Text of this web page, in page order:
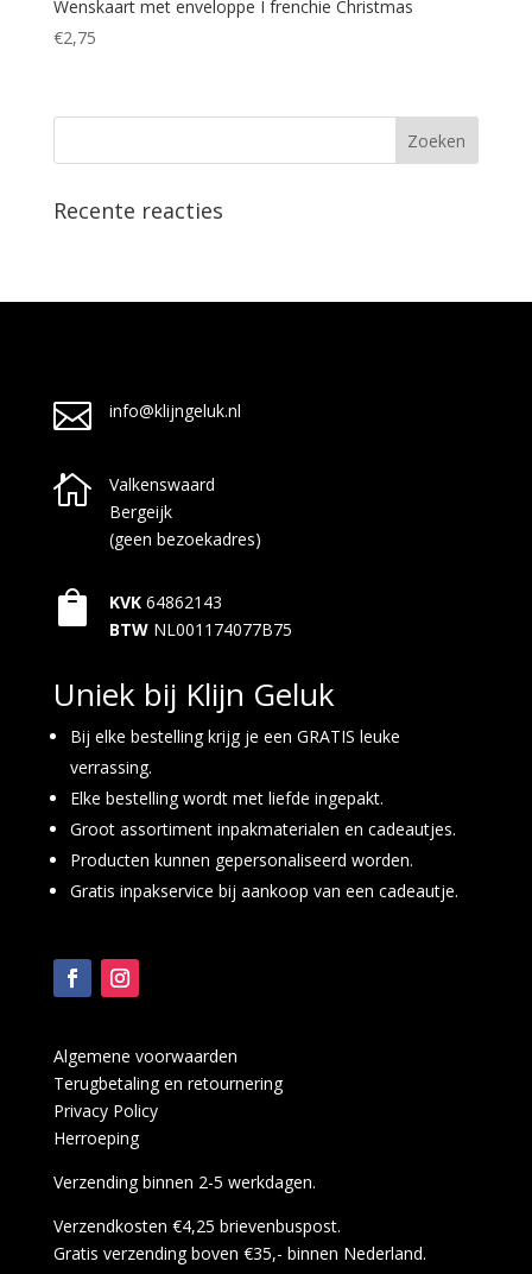
Wenskaart met enveloppe I frenchie Christmas
€2,75
Recente reacties
 info@klijngeluk.nl

Valkenswaard
Bergeijk
(geen bezoekadres)
 KVK 64862143
BTW NL001174077B75
Uniek bij Klijn Geluk
Bij elke bestelling krijg je een GRATIS leuke
verrassing.
Elke bestelling wordt met liefde ingepakt.
Groot assortiment inpakmaterialen en cadeautjes.
Producten kunnen gepersonaliseerd worden.
Gratis inpakservice bij aankoop van een cadeautje.
Algemene voorwaarden
Terugbetaling en retournering
Privacy Policy
Herroeping
Verzending binnen 2-5 werkdagen.
Verzendkosten €4,25 brievenbuspost.
Gratis verzending boven €35,- binnen Nederland.